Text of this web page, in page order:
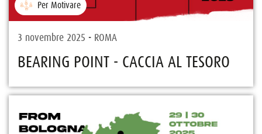
Per Motivare
3 novembre 2025 - ROMA
BEARING POINT - CACCIA AL TESORO